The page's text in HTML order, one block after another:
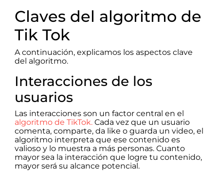
Claves del algoritmo de
Tik Tok
A continuación, explicamos los aspectos clave
del algoritmo.
Interacciones de los
usuarios
Las interacciones son un factor central en el
algoritmo de TikTok. Cada vez que un usuario
comenta, comparte, da like o guarda un video, el
algoritmo interpreta que ese contenido es
valioso y lo muestra a más personas. Cuanto
mayor sea la interacción que logre tu contenido,
mayor será su alcance potencial.